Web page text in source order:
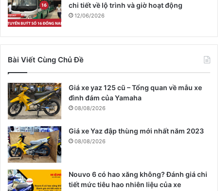
chi tiết về lộ trình và giờ hoạt động
12/06/2026
Bài Viết Cùng Chủ Đề
Giá xe yaz 125 cũ – Tổng quan về mẫu xe
đình đám của Yamaha
08/08/2026
Giá xe Yaz đập thùng mới nhất năm 2023
08/08/2026
Nouvo 6 có hao xăng không? Đánh giá chi
tiết mức tiêu hao nhiên liệu của xe